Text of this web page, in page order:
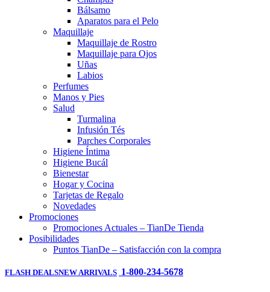
Bálsamo
Aparatos para el Pelo
Maquillaje
Maquillaje de Rostro
Maquillaje para Ojos
Uñas
Labios
Perfumes
Manos y Pies
Salud
Turmalina
Infusión Tés
Parches Corporales
Higiene Íntima
Higiene Bucál
Bienestar
Hogar y Cocina
Tarjetas de Regalo
Novedades
Promociones
Promociones Actuales – TianDe Tienda
Posibilidades
Puntos TianDe – Satisfacción con la compra
FLASH DEALSNEW ARRIVALS 1-800-234-5678